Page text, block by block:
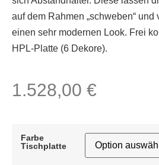
auf dem Rahmen „schweben“
einen sehr modernen Look. Frei
HPL-Platte (6 Dekore).
1.528,00 €
Farbe
Tischplatte